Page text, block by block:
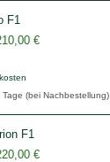
F1
€
Tage (bei Nachbestellung)
F1
€